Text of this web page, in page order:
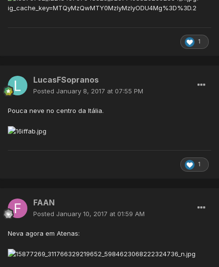
1
LucasFSopranos
Posted January 8, 2017 at 07:55 PM
Pouca neve no centro da Itália.
1
FAAN
Posted January 10, 2017 at 01:59 AM
Neva agora em Atenas: